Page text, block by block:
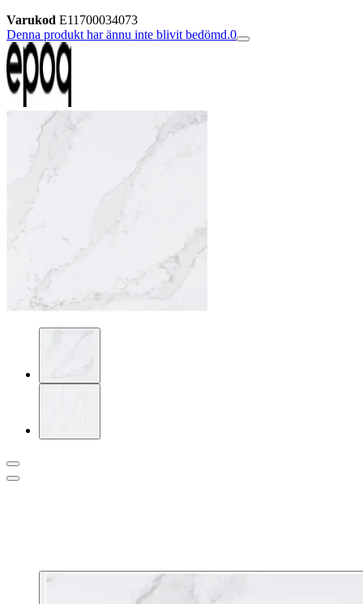
Varukod E11700034073
Denna produkt har ännu inte blivit bedömd.0